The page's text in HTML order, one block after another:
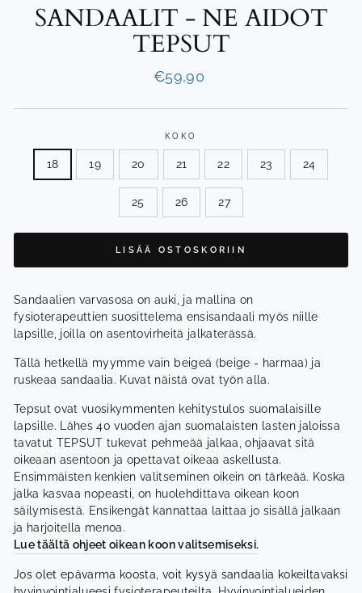
SANDAALIT - NE AIDOT
TEPSUT
Normaalihinta
€59,90
KOKO
18 19 20 21 22 23 24
25 26 27
LISÄÄ OSTOSKORIIN
Sandaalien varvasosa on auki, ja mallina on
fysioterapeuttien suosittelema ensisandaali myös niille
lapsille, joilla on asentovirheitä jalkaterässä.
Tällä hetkellä myymme vain beigeä (beige - harmaa) ja
ruskeaa sandaalia. Kuvat näistä ovat työn alla.
Tepsut ovat vuosikymmenten kehitystulos suomalaisille
lapsille. Lähes 40 vuoden ajan suomalaisten lasten jaloissa
tavatut TEPSUT tukevat pehmeää jalkaa, ohjaavat sitä
oikeaan asentoon ja opettavat oikeaa askellusta.
Ensimmäisten kenkien valitseminen oikein on tärkeää. Koska
jalka kasvaa nopeasti, on huolehdittava oikean koon
säilymisestä. Ensikengät kannattaa laittaa jo sisällä jalkaan
ja harjoitella menoa.
Lue täältä ohjeet oikean koon valitsemiseksi.
Jos olet epävarma koosta, voit kysyä sandaalia kokeiltavaksi